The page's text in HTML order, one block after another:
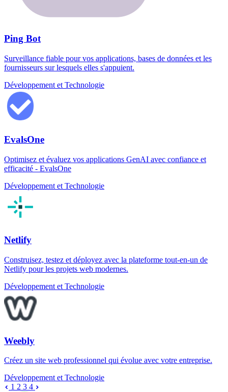
Ping Bot
Surveillance fiable pour vos applications, bases de données et les
fournisseurs sur lesquels elles s'appuient.
Développement et Technologie
EvalsOne
Optimisez et évaluez vos applications GenAI avec confiance et
efficacité - EvalsOne
Développement et Technologie
Netlify
Construisez, testez et déployez avec la plateforme tout-en-un de
Netlify pour les projets web modernes.
Développement et Technologie
Weebly
Créez un site web professionnel qui évolue avec votre entreprise.
Développement et Technologie
1 2 3 4